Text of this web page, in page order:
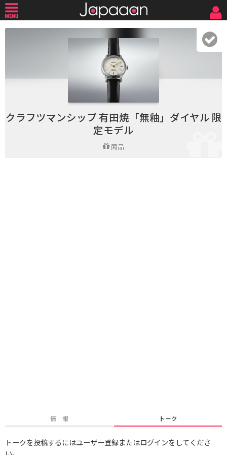
クラフツマンシップ 有田焼「無釉」ダイヤル 限
定モデル
商品
情 報 トーク
トークを投稿するにはユーザー登録またはログインをしてくださ